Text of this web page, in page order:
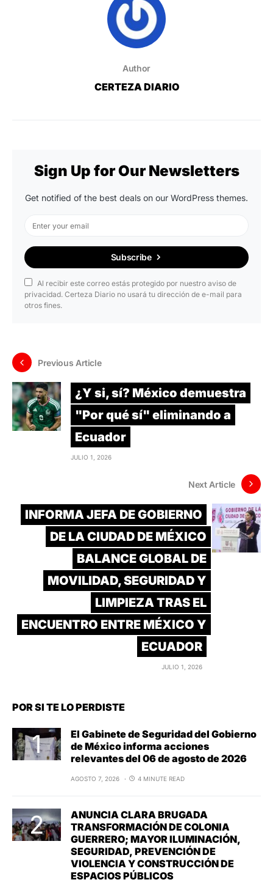
Author
CERTEZA DIARIO
Sign Up for Our Newsletters
Get notified of the best deals on our WordPress themes.
Subscribe
Al recibir este correo estás protegido por nuestro aviso de
privacidad. Certeza Diario no usará tu dirección de e-mail para
otros fines.
Previous Article
¿Y si, sí? México demuestra
"Por qué sí" eliminando a
Ecuador
JULIO 1, 2026
Next Article
INFORMA JEFA DE GOBIERNO
DE LA CIUDAD DE MÉXICO
BALANCE GLOBAL DE
MOVILIDAD, SEGURIDAD Y
LIMPIEZA TRAS EL
ENCUENTRO ENTRE MÉXICO Y
ECUADOR
JULIO 1, 2026
POR SI TE LO PERDISTE
El Gabinete de Seguridad del Gobierno
de México informa acciones
relevantes del 06 de agosto de 2026
AGOSTO 7, 2026 4 MINUTE READ
ANUNCIA CLARA BRUGADA
TRANSFORMACIÓN DE COLONIA
GUERRERO; MAYOR ILUMINACIÓN,
SEGURIDAD, PREVENCIÓN DE
VIOLENCIA Y CONSTRUCCIÓN DE
ESPACIOS PÚBLICOS